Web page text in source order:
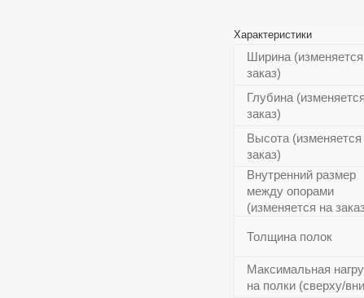
Характеристики
Ширина
заказ)
Глубина
заказ)
Высота (изменяется
заказ)
Внутренний размер
между опорами
(изменяется на
Толщина полок
Максимальная
на полки (сверху/